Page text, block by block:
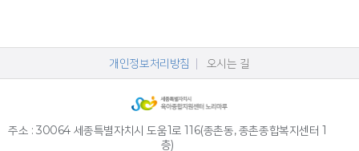
개인정보처리방침 오시는 길
주소 : 30064 세종특별자치시 도움1로 116(종촌동, 종촌종합복지센터 1
층)